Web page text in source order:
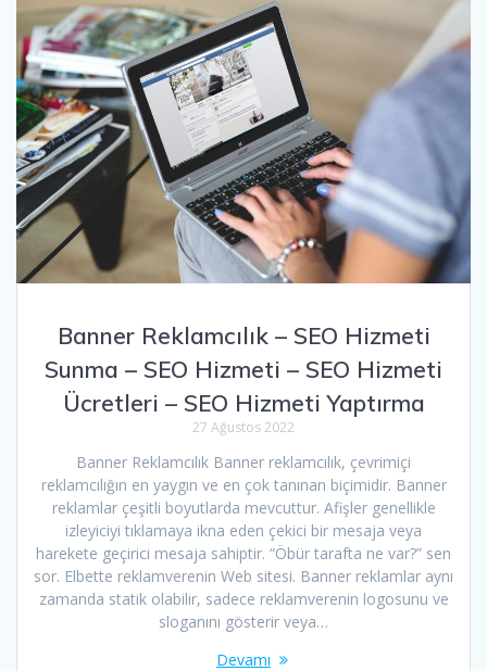
Banner Reklamcılık – SEO Hizmeti
Sunma – SEO Hizmeti – SEO Hizmeti
Ücretleri – SEO Hizmeti Yaptırma
27 Ağustos 2022
Banner Reklamcılık Banner reklamcılık, çevrimiçi
reklamcılığın en yaygın ve en çok tanınan biçimidir. Banner
reklamlar çeşitli boyutlarda mevcuttur. Afişler genellikle
izleyiciyi tıklamaya ikna eden çekici bir mesaja veya
harekete geçirici mesaja sahiptir. “Öbür tarafta ne var?” sen
sor. Elbette reklamverenin Web sitesi. Banner reklamlar aynı
zamanda statik olabilir, sadece reklamverenin logosunu ve
sloganını gösterir veya…
Devamı